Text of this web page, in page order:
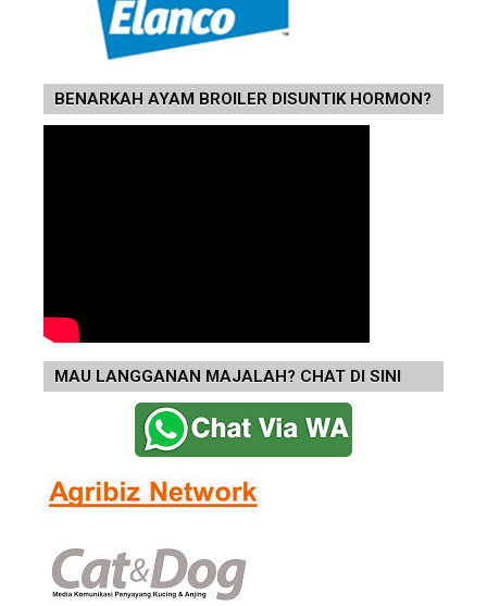
BENARKAH AYAM BROILER DISUNTIK HORMON?
MAU LANGGANAN MAJALAH? CHAT DI SINI